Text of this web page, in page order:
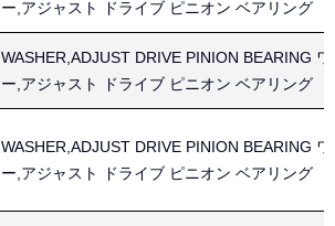
ー,アジャスト ドライブ ピニオン ベアリング
WASHER,ADJUST DRIVE PINION BEARING
ー,アジャスト ドライブ ピニオン ベアリング
WASHER,ADJUST DRIVE PINION BEARING
ー,アジャスト ドライブ ピニオン ベアリング